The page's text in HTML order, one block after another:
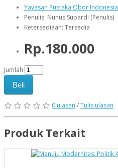
Yayasan Pustaka Obor Indonesia
Penulis: Nunus Supardi (Penulis)
Ketersediaan: Tersedia
Rp.180.000
Jumlah
Beli
0 ulasan /Tulis ulasan
Produk Terkait